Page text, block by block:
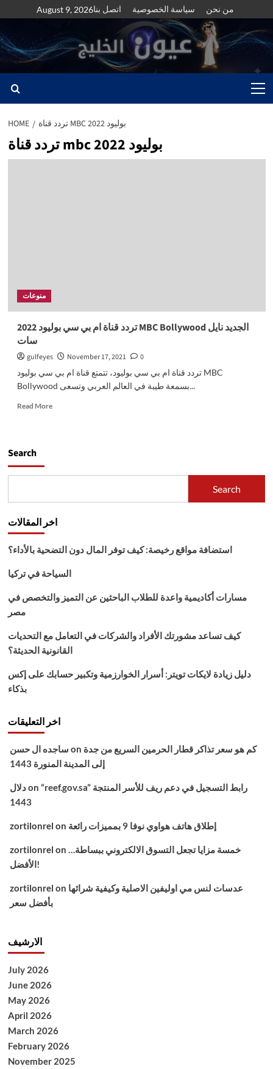
to
content
August 9, 2026اتصل بنا سياسة الخصوصية من نحن
Menu
HOME تردد قناة MBC بوليود 2022
تردد قناة mbc بوليود 2022
منوعات
تردد قناة ام بي سي بوليود 2022 MBC Bollywood الجديد نايل
سات
gulfeyes November 17, 2021
0
تردد قناة ام بي سي بوليود، تتمتع قناة ام بي سي بوليود MBC
Bollywood بسمعة طيبة في العالم العربي وتسعى...
Read MoreRead
بي
MBC
نايل
Search
Search
اخر المقالات
استضافة مواقع رخيصة: كيف توفر المال دون التضحية بالأداء؟
السياحة في تركيا
مسارات أكاديمية واعدة للطلاب الباحثين عن التميز والتخصص في
مصر
كيف تساعد مشورتك الأفراد والشركات في التعامل مع التحديات
القانونية الحديثة؟
دليل زيادة لايكات تويتر: أسرار الخوارزمية وتكبير حسابك على إكس
بذكاء
اخر التعليقات
ساجده ال حسن on كم هو سعر تذاكر قطار الحرمين السريع من جدة
إلى المدينة المنورة 1443
دلالon “reef.gov.sa” رابط التسجيل في دعم ريف للأسر المنتجة
1443
zortilonrel on إطلاق هاتف هواوي نوفا 9 بمميزات رائعة
zortilonrel on خمسة مزايا تجعل التسوق الالكتروني ببساطة…
الأفضل!
zortilonrel on عدسات لنس مي اوليفين الاصلية وكيفية شرائها
بأفضل سعر
الارشيف
July 2026
June 2026
May 2026
April 2026
March 2026
February 2026
November 2025